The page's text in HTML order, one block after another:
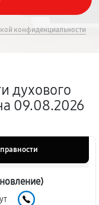
конфиденциальности
духового
09.08.2026